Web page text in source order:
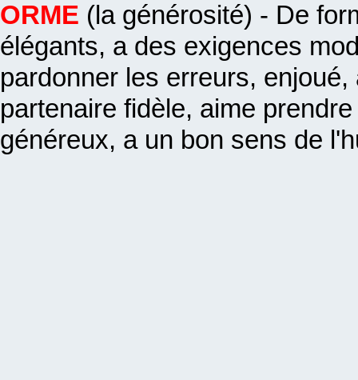
ORME (la générosité) - De
élégants, a des exigences
pardonner les erreurs,
partenaire fidèle, aime
généreux, a un bon sens de